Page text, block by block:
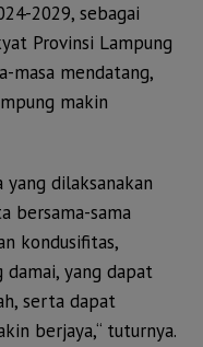
2029, sebagai
Provinsi Lampung
masa mendatang,
makin
yang dilaksanakan
bersama-sama
kondusifitas,
yang dapat
serta dapat
berjaya,“ tuturnya.